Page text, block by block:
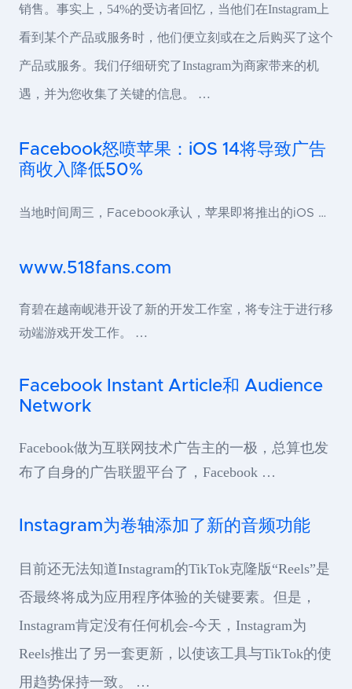
销售。事实上，54%的受访者回忆，当他们在Instagram上
看到某个产品或服务时，他们便立刻或在之后购买了这个
产品或服务。我们仔细研究了Instagram为商家带来的机
遇，并为您收集了关键的信息。 …
Facebook怒喷苹果：iOS 14将导致广告
商收入降低50%
当地时间周三，Facebook承认，苹果即将推出的iOS …
www.518fans.com
育碧在越南岘港开设了新的开发工作室，将专注于进行移
动端游戏开发工作。 …
Facebook Instant Article和 Audience
Network
Facebook做为互联网技术广告主的一极，总算也发
布了自身的广告联盟平台了，Facebook …
Instagram为卷轴添加了新的音频功能
目前还无法知道Instagram的TikTok克隆版“Reels”是
否最终将成为应用程序体验的关键要素。但是，
Instagram肯定没有任何机会-今天，Instagram为
Reels推出了另一套更新，以使该工具与TikTok的使
用趋势保持一致。 …